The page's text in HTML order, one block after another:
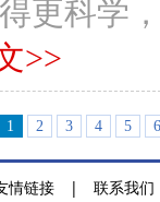
更科学
>>
1 2 3 4 5 6
情链接 | 联系我们